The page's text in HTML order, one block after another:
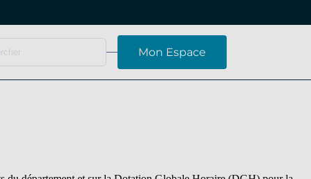
Mon Espace